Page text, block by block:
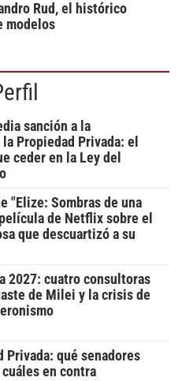
Rud, el histórico
modelos
sanción a la
Propiedad Privada: el
ceder en la Ley del
"Elize: Sombras de una
de Netflix sobre el
que descuartizó a su
2027: cuatro consultoras
de Milei y la crisis de
Privada: qué senadores
en contra